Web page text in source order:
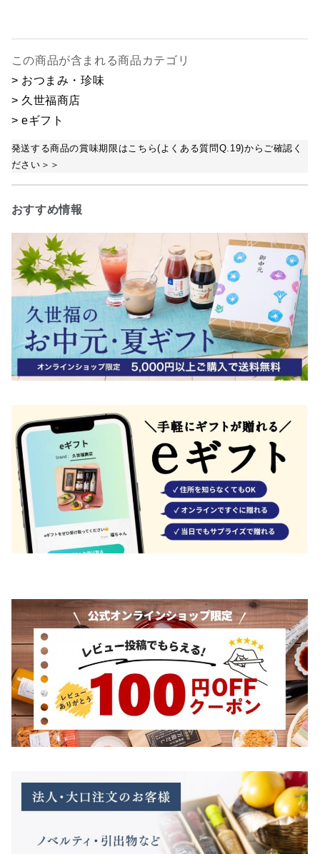
この商品が含まれる商品カテゴリ
> おつまみ・珍味
> 久世福商店
> eギフト
発送する商品の賞味期限はこちら(よくある質問Q.19)からご確認く
ださい＞＞
おすすめ情報